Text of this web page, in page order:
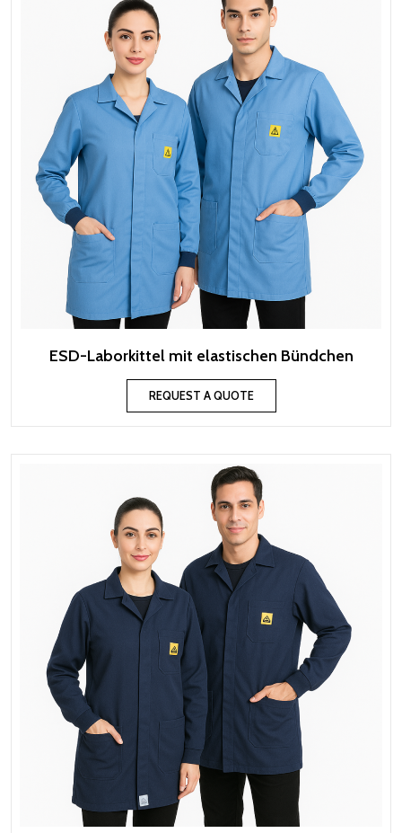
ESD-Laborkittel mit elastischen Bündchen
REQUEST A QUOTE